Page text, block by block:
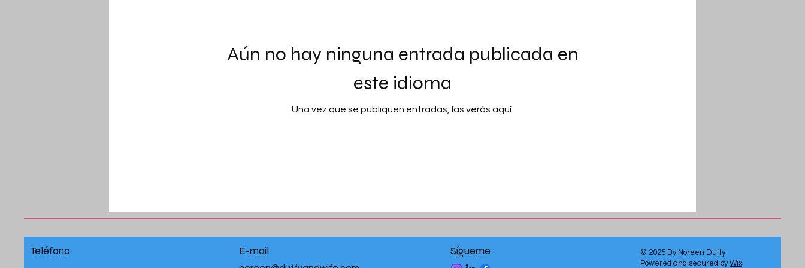
Aún no hay ninguna entrada publicada en
este idioma
Una vez que se publiquen entradas, las verás aquí.
Teléfono E-mail Sígueme
© 2025 By Noreen Duffy
Powered and secured byWix